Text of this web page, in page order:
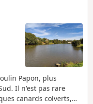
Papon, plus
Il n'est pas rare
canards colverts,